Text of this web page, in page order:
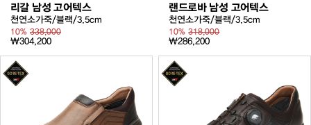
리갈 남성 고어텍스
천연소가죽/블랙/3.5cm
10% 338,000
₩304,200
랜드로바 남성 고어텍스
천연소가죽/블랙/3.5cm
10%318,000
₩286,200